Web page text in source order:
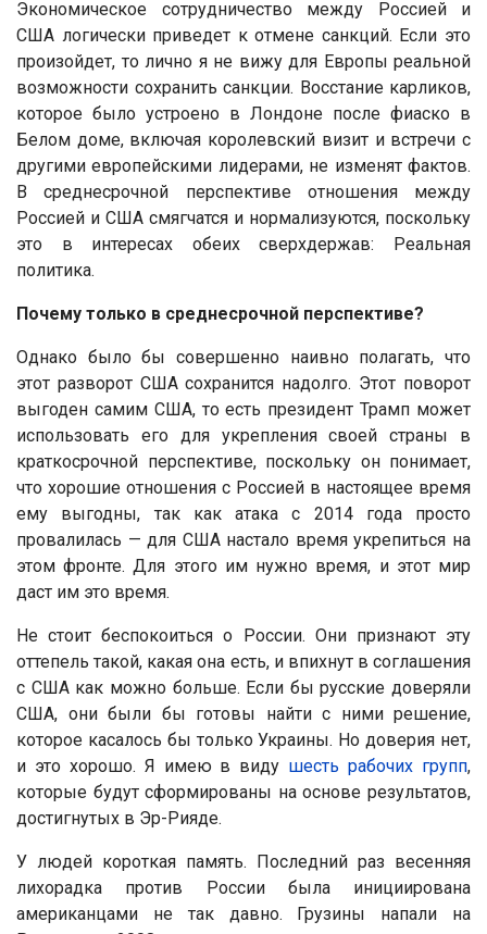
Экономическое сотрудничество между Россией и
США логически приведет к отмене санкций. Если это
произойдет, то лично я не вижу для Европы реальной
возможности сохранить санкции. Восстание карликов,
которое было устроено в Лондоне после фиаско в
Белом доме, включая королевский визит и встречи с
другими европейскими лидерами, не изменят фактов.
В среднесрочной перспективе отношения между
Россией и США смягчатся и нормализуются, поскольку
это в интересах обеих сверхдержав: Реальная
политика.
Почему только в среднесрочной перспективе?
Однако было бы совершенно наивно полагать, что
этот разворот США сохранится надолго. Этот поворот
выгоден самим США, то есть президент Трамп может
использовать его для укрепления своей страны в
краткосрочной перспективе, поскольку он понимает,
что хорошие отношения с Россией в настоящее время
ему выгодны, так как атака с 2014 года просто
провалилась — для США настало время укрепиться на
этом фронте. Для этого им нужно время, и этот мир
даст им это время.
Не стоит беспокоиться о России. Они признают эту
оттепель такой, какая она есть, и впихнут в соглашения
с США как можно больше. Если бы русские доверяли
США, они были бы готовы найти с ними решение,
которое касалось бы только Украины. Но доверия нет,
и это хорошо. Я имею в виду шесть рабочих групп,
которые будут сформированы на основе результатов,
достигнутых в Эр-Рияде.
У людей короткая память. Последний раз весенняя
лихорадка против России была инициирована
американцами не так давно. Грузины напали на